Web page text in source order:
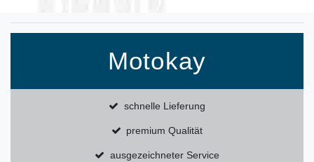
Motokay
schnelle Lieferung
premium Qualität
ausgezeichneter Service